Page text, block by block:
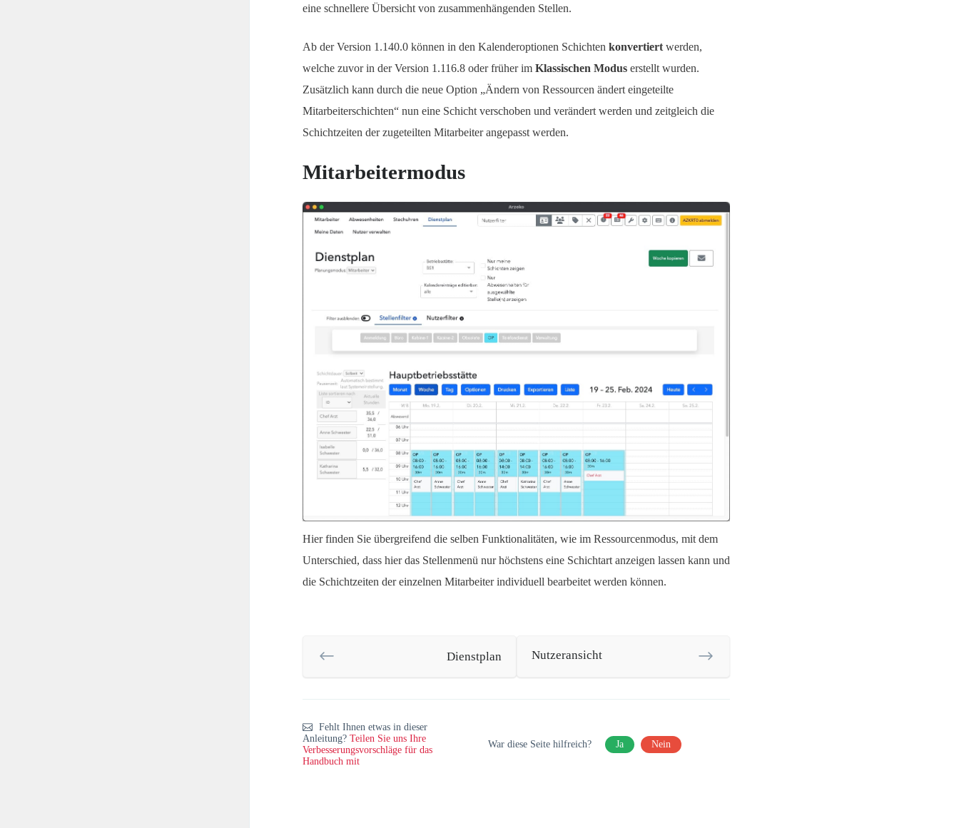
eine schnellere Übersicht von zusammenhängenden Stellen.
Ab der Version 1.140.0 können in den Kalenderoptionen Schichten konvertiertwerden,
welche zuvor in der Version 1.116.8 oder früher im Klassischen Moduserstellt wurden.
Zusätzlich kann durch die neue Option „Ändern von Ressourcen ändert eingeteilte
Mitarbeiterschichten“ nun eine Schicht verschoben und verändert werden und zeitgleich die
Schichtzeiten der zugeteilten Mitarbeiter angepasst werden.
Mitarbeitermodus
Hier finden Sie übergreifend die selben Funktionalitäten, wie im Ressourcenmodus, mit dem
Unterschied, dass hier das Stellenmenü nur höchstens eine Schichtart anzeigen lassen kann und
die Schichtzeiten der einzelnen Mitarbeiter individuell bearbeitet werden können.
Dienstplan Nutzeransicht
Fehlt Ihnen etwas in dieser
Anleitung? Teilen Sie uns Ihre
Verbesserungsvorschläge für das
Handbuch mit
War diese Seite hilfreich? Ja Nein